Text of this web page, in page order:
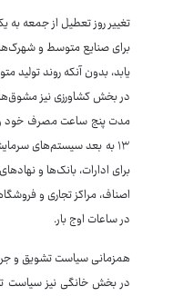
تغییر روز تعطیل از جمعه به
برای صنایع متوسط و
یابد، بدون آنکه روند تولید
در بخش کشاورزی نیز
مدت پنج ساعت مصرف خود را
برای ادارات، بانک‌ها و
اصناف، مراکز تجاری و
در ساعات اوج بار.
همزمانی سیاست تشویق و